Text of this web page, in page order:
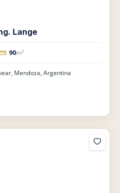
Lange
90m²
Mendoza, Argentina